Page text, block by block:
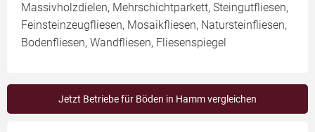
Massivholzdielen, Mehrschichtparkett, Steingutfliesen,
Feinsteinzeugfliesen, Mosaikfliesen, Natursteinfliesen,
Bodenfliesen, Wandfliesen, Fliesenspiegel
Jetzt Betriebe für Böden in Hamm vergleichen